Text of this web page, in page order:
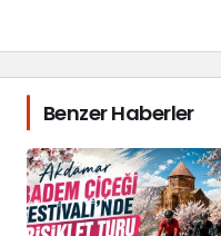
Benzer Haberler